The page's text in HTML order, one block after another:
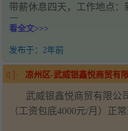
带薪休息四天，工作地点：
面)15393519289
看全文>>>
发布于： 2年前
凉州区-武威银鑫悦商贸有
武威银鑫悦商贸有限公
（工资包底4000元/月）正